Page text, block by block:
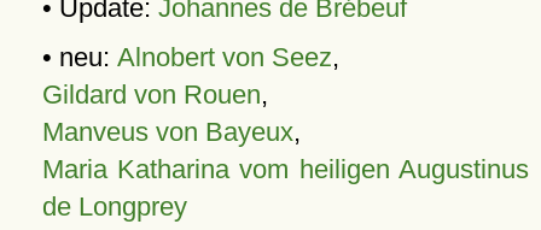
• Update: Johannes de Brébeuf
• neu: Alnobert von Seez,
Gildard von Rouen,
Manveus von Bayeux,
Maria Katharina vom heiligen Augustinus
de Longprey